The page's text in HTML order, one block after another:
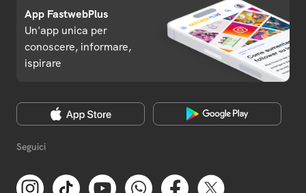
App FastwebPlus
Un'app unica per
conoscere, informare,
ispirare
Seguici